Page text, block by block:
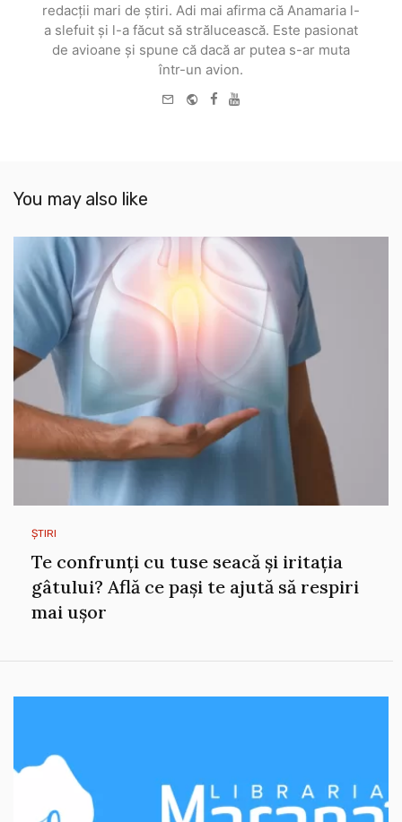
redacții mari de știri. Adi mai afirma că Anamaria l-
a slefuit și l-a făcut să strălucească. Este pasionat
de avioane și spune că dacă ar putea s-ar muta
într-un avion.
e-
WebsiteFacebook
You may also like
ȘTIRI
Te confrunți cu tuse seacă și iritația
gâtului? Află ce pași te ajută să respiri
mai ușor